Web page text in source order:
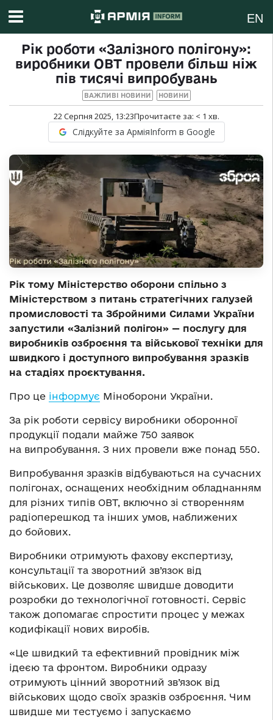
EN
Рік роботи «Залізного полігону»:
виробники ОВТ провели більш ніж
пів тисячі випробувань
ВАЖЛИВІ НОВИНИ НОВИНИ
22 Серпня 2025, 13:23Прочитаєте за: < 1 хв.
Слідкуйте за АрміяInform в Google
Рік тому Міністерство оборони спільно з
Міністерством з питань стратегічних галузей
промисловості та Збройними Силами України
запустили «Залізний полігон» — послугу для
виробників озброєння та військової техніки для
швидкого і доступного випробування зразків
на стадіях проєктування.
Про це інформує Міноборони України.
За рік роботи сервісу виробники оборонної
продукції подали майже 750 заявок
на випробування. З них провели вже понад 550.
Випробування зразків відбуваються на сучасних
полігонах, оснащених необхідним обладнанням
для різних типів ОВТ, включно зі створенням
радіоперешкод та інших умов, наближених
до бойових.
Виробники отримують фахову експертизу,
консультації та зворотний зв’язок від
військових. Це дозволяє швидше доводити
розробки до технологічної готовності. Сервіс
також допомагає спростити процес у межах
кодифікації нових виробів.
«Це швидкий та ефективний провідник між
ідеєю та фронтом. Виробники одразу
отримують цінний зворотний зв’язок від
військових щодо своїх зразків озброєння. Чим
швидше ми тестуємо і запускаємо